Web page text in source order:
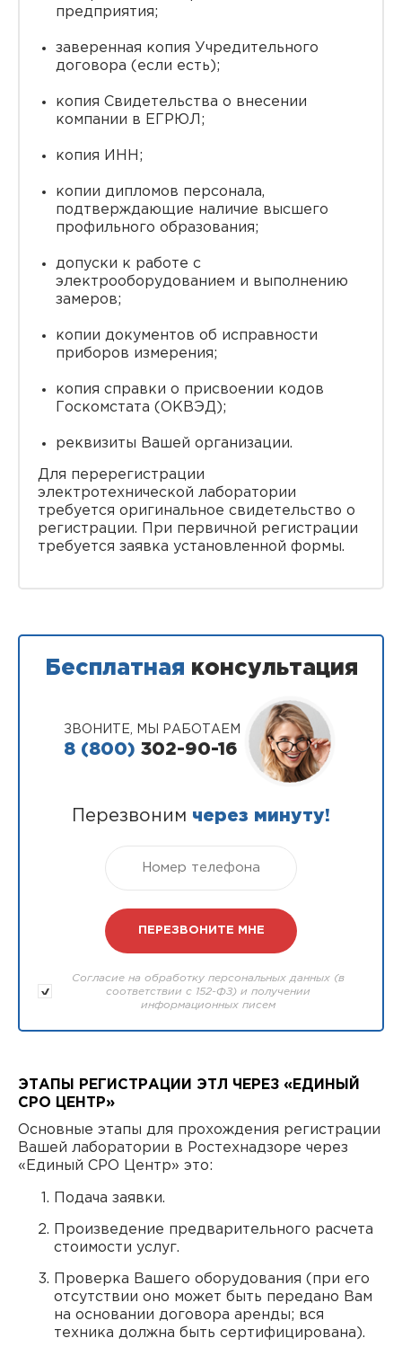
предприятия;
заверенная копия Учредительного
договора (если есть);
копия Свидетельства о внесении
компании в ЕГРЮЛ;
копия ИНН;
копии дипломов персонала,
подтверждающие наличие высшего
профильного образования;
допуски к работе с
электрооборудованием и выполнению
замеров;
копии документов об исправности
приборов измерения;
копия справки о присвоении кодов
Госкомстата (ОКВЭД);
реквизиты Вашей организации.
Для перерегистрации
электротехнической лаборатории
требуется оригинальное свидетельство о
регистрации. При первичной регистрации
требуется заявка установленной формы.
Бесплатная консультация
ЗВОНИТЕ, МЫ РАБОТАЕМ
8 (800) 302-90-16
Перезвоним через минуту!
Согласие на обработку персональных данных (в
соответствии с 152-ФЗ) и получении
информационных писем
ЭТАПЫ РЕГИСТРАЦИИ ЭТЛ ЧЕРЕЗ «ЕДИНЫЙ
СРО ЦЕНТР»
Основные этапы для прохождения регистрации
Вашей лаборатории в Ростехнадзоре через
«Единый СРО Центр» это:
Подача заявки.
Произведение предварительного расчета
стоимости услуг.
Проверка Вашего оборудования (при его
отсутствии оно может быть передано Вам
на основании договора аренды; вся
техника должна быть сертифицирована).